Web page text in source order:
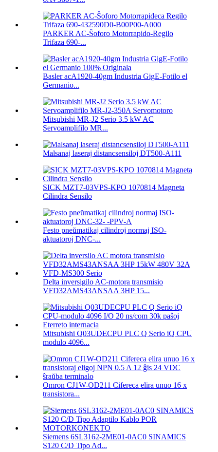
PARKER AC-Ŝoforo Motorrapido-Regilo
Trifaza 690-...
Basler acA1920-40gm Industria GigE-Fotilo el
Germanio...
Mitsubishi MR-J2 Serio 3.5 kW AC
Servoamplifilo MR...
Malsanaj laseraj distancsensiloj DT500-A111
SICK MZT7-03VPS-KPO 1070814 Magneta
Cilindra Sensilo
Festo pneŭmatikaj cilindroj normaj ISO-
aktuatoroj DNC-...
Delta inversigilo AC-motora transmisio
VFD32AMS43ANSAA 3HP 15...
Mitsubishi Q03UDECPU PLC Q Serio iQ CPU
modulo 4096...
Omron CJ1W-OD211 Cifereca elira unuo 16 x
transistora...
Siemens 6SL3162-2ME01-0AC0 SINAMICS
S120 C/D Tipo Ad...